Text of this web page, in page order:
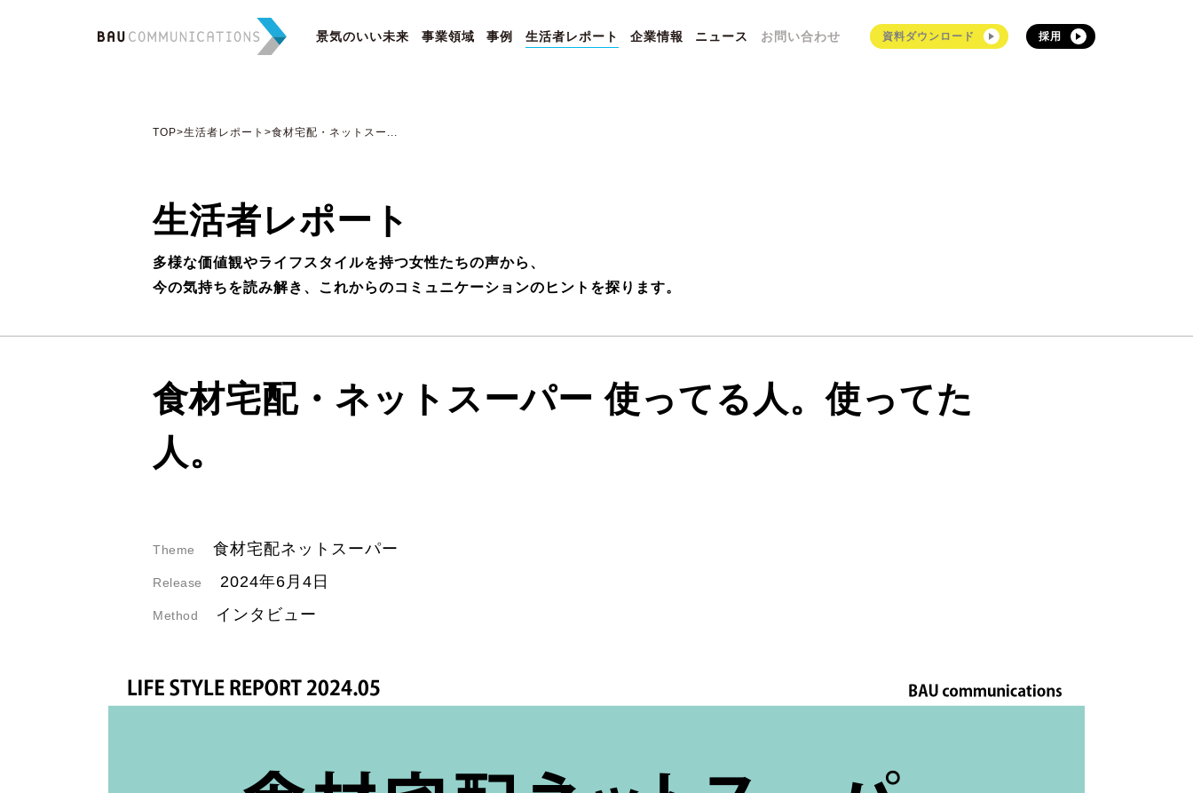
景気のいい未来 事業領域 事例 生活者レポート 企業情報 ニュース お問い合わせ 資料ダウンロード 採用
TOP>生活者レポート >食材宅配・ネットスー...
生活者レポート
多様な価値観やライフスタイルを持つ女性たちの声から、
今の気持ちを読み解き、これからのコミュニケーションのヒントを探ります。
食材宅配・ネットスーパー 使ってる人。使ってた
人。
Theme 食材宅配ネットスーパー
Release 2024年6月4日
Method インタビュー